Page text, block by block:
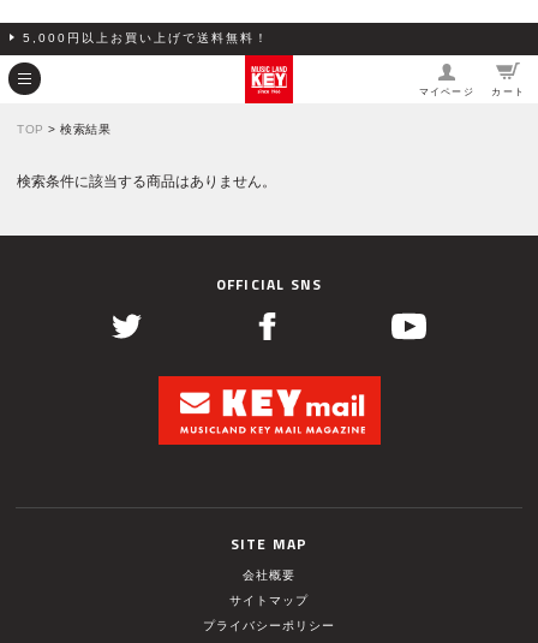
5,000円以上お買い上げで送料無料！
マイページ カート
TOP > 検索結果
検索条件に該当する商品はありません。
OFFICIAL SNS
SITE MAP
会社概要
サイトマップ
プライバシーポリシー